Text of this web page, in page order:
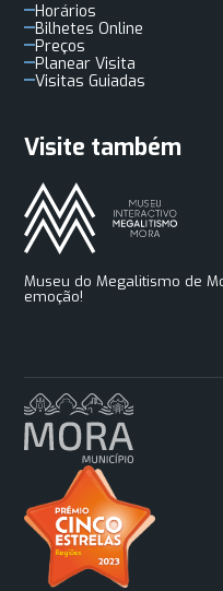
Horários
Bilhetes Online
Preços
Planear Visita
Visitas Guiadas
Visite também
Museu do Megalitismo de
emoção!